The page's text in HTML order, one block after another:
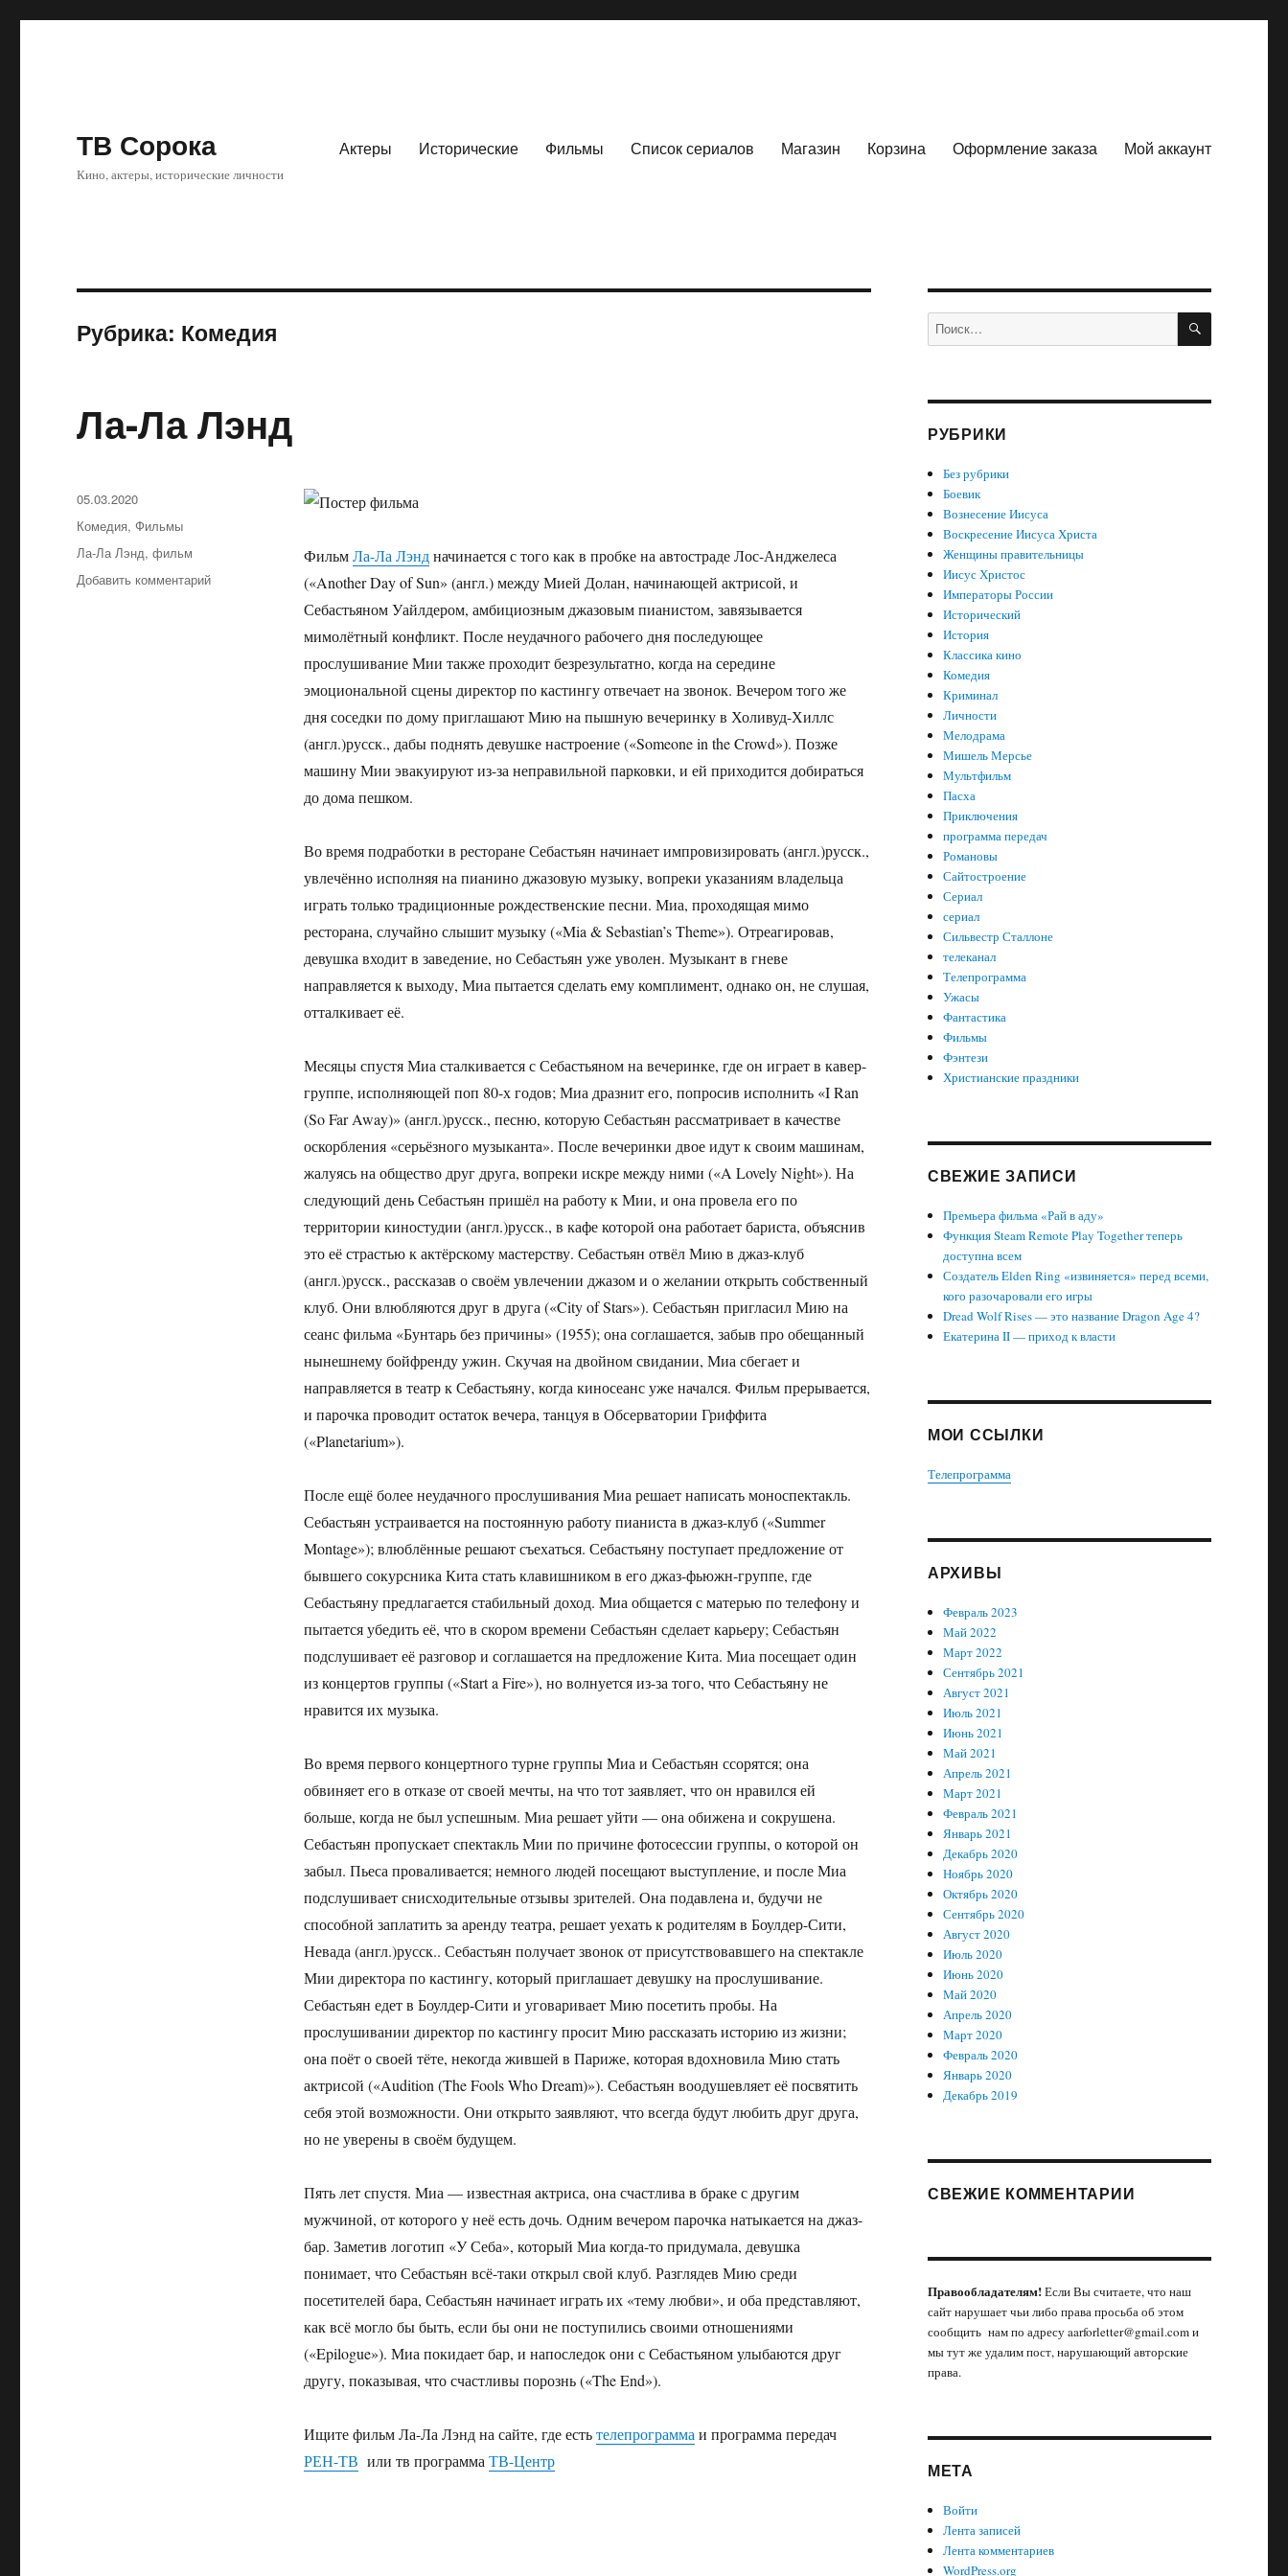
ТВ Сорока
Кино, актеры, исторические личности
Актеры Исторические Фильмы Список сериалов Магазин Корзина Оформление заказа Мой аккаунт
Рубрика: Комедия
Ла-Ла Лэнд
ФильмЛа-Ла Лэндначинается с того как в пробке на автостраде Лос-Анджелеса
(«Another Day of Sun» (англ.) между Мией Долан, начинающей актрисой, и
Себастьяном Уайлдером, амбициозным джазовым пианистом, завязывается
мимолётный конфликт. После неудачного рабочего дня последующее
прослушивание Мии также проходит безрезультатно, когда на середине
эмоциональной сцены директор по кастингу отвечает на звонок. Вечером того же
дня соседки по дому приглашают Мию на пышную вечеринку в Холивуд-Хиллс
(англ.)русск., дабы поднять девушке настроение («Someone in the Crowd»). Позже
машину Мии эвакуируют из-за неправильной парковки, и ей приходится добираться
до дома пешком.
Во время подработки в ресторане Себастьян начинает импровизировать (англ.)русск.,
увлечённо исполняя на пианино джазовую музыку, вопреки указаниям владельца
играть только традиционные рождественские песни. Миа, проходящая мимо
ресторана, случайно слышит музыку («Mia & Sebastian’s Theme»). Отреагировав,
девушка входит в заведение, но Себастьян уже уволен. Музыкант в гневе
направляется к выходу, Миа пытается сделать ему комплимент, однако он, не слушая,
отталкивает её.
Месяцы спустя Миа сталкивается с Себастьяном на вечеринке, где он играет в кавер-
группе, исполняющей поп 80-х годов; Миа дразнит его, попросив исполнить «I Ran
(So Far Away)» (англ.)русск., песню, которую Себастьян рассматривает в качестве
оскорбления «серьёзного музыканта». После вечеринки двое идут к своим машинам,
жалуясь на общество друг друга, вопреки искре между ними («A Lovely Night»). На
следующий день Себастьян пришёл на работу к Мии, и она провела его по
территории киностудии (англ.)русск., в кафе которой она работает бариста, объяснив
это её страстью к актёрскому мастерству. Себастьян отвёл Мию в джаз-клуб
(англ.)русск., рассказав о своём увлечении джазом и о желании открыть собственный
клуб. Они влюбляются друг в друга («City of Stars»). Себастьян пригласил Мию на
сеанс фильма «Бунтарь без причины» (1955); она соглашается, забыв про обещанный
нынешнему бойфренду ужин. Скучая на двойном свидании, Миа сбегает и
направляется в театр к Себастьяну, когда киносеанс уже начался. Фильм прерывается,
и парочка проводит остаток вечера, танцуя в Обсерватории Гриффита
(«Planetarium»).
После ещё более неудачного прослушивания Миа решает написать моноспектакль.
Себастьян устраивается на постоянную работу пианиста в джаз-клуб («Summer
Montage»); влюблённые решают съехаться. Себастьяну поступает предложение от
бывшего сокурсника Кита стать клавишником в его джаз-фьюжн-группе, где
Себастьяну предлагается стабильный доход. Миа общается с матерью по телефону и
пытается убедить её, что в скором времени Себастьян сделает карьеру; Себастьян
подслушивает её разговор и соглашается на предложение Кита. Миа посещает один
из концертов группы («Start a Fire»), но волнуется из-за того, что Себастьяну не
нравится их музыка.
Во время первого концертного турне группы Миа и Себастьян ссорятся; она
обвиняет его в отказе от своей мечты, на что тот заявляет, что он нравился ей
больше, когда не был успешным. Миа решает уйти — она обижена и сокрушена.
Себастьян пропускает спектакль Мии по причине фотосессии группы, о которой он
забыл. Пьеса проваливается; немного людей посещают выступление, и после Миа
подслушивает снисходительные отзывы зрителей. Она подавлена и, будучи не
способной заплатить за аренду театра, решает уехать к родителям в Боулдер-Сити,
Невада (англ.)русск.. Себастьян получает звонок от присутствовавшего на спектакле
Мии директора по кастингу, который приглашает девушку на прослушивание.
Себастьян едет в Боулдер-Сити и уговаривает Мию посетить пробы. На
прослушивании директор по кастингу просит Мию рассказать историю из жизни;
она поёт о своей тёте, некогда жившей в Париже, которая вдохновила Мию стать
актрисой («Audition (The Fools Who Dream)»). Себастьян воодушевляет её посвятить
себя этой возможности. Они открыто заявляют, что всегда будут любить друг друга,
но не уверены в своём будущем.
Пять лет спустя. Миа — известная актриса, она счастлива в браке с другим
мужчиной, от которого у неё есть дочь. Одним вечером парочка натыкается на джаз-
бар. Заметив логотип «У Себа», который Миа когда-то придумала, девушка
понимает, что Себастьян всё-таки открыл свой клуб. Разглядев Мию среди
посетителей бара, Себастьян начинает играть их «тему любви», и оба представляют,
как всё могло бы быть, если бы они не поступились своими отношениями
(«Epilogue»). Миа покидает бар, и напоследок они с Себастьяном улыбаются друг
другу, показывая, что счастливы порознь («The End»).
Ищите фильм Ла-Ла Лэнд на сайте, где естьтелепрограммаи программа передач
РЕН-ТВ или тв программаТВ-Центр
Опубликовано
05.03.2020
Рубрики
Комедия,Фильмы
Метки
Ла-Ла Лэнд,фильм
Добавить комментарий
Искать: ПОИСК
РУБРИКИ
Без рубрики
Боевик
Вознесение Иисуса
Воскресение Иисуса Христа
Женщины правительницы
Иисус Христос
Императоры России
Исторический
История
Классика кино
Комедия
Криминал
Личности
Мелодрама
Мишель Мерсье
Мультфильм
Пасха
Приключения
программа передач
Романовы
Сайтостроение
Сериал
сериал
Сильвестр Сталлоне
телеканал
Телепрограмма
Ужасы
Фантастика
Фильмы
Фэнтези
Христианские праздники
СВЕЖИЕ ЗАПИСИ
Премьера фильма «Рай в аду»
Функция Steam Remote Play Together теперь
доступна всем
Создатель Elden Ring «извиняется» перед всеми,
кого разочаровали его игры
Dread Wolf Rises — это название Dragon Age 4?
Екатерина II — приход к власти
МОИ ССЫЛКИ
Телепрограмма
АРХИВЫ
Февраль 2023
Май 2022
Март 2022
Сентябрь 2021
Август 2021
Июль 2021
Июнь 2021
Май 2021
Апрель 2021
Март 2021
Февраль 2021
Январь 2021
Декабрь 2020
Ноябрь 2020
Октябрь 2020
Сентябрь 2020
Август 2020
Июль 2020
Июнь 2020
Май 2020
Апрель 2020
Март 2020
Февраль 2020
Январь 2020
Декабрь 2019
СВЕЖИЕ КОММЕНТАРИИ
Правообладателям!Если Вы считаете, что наш
сайт нарушает чьи либо права просьба об этом
сообщить нам по адресу aarforletter@gmail.com и
мы тут же удалим пост, нарушающий авторские
права.
МЕТА
Войти
Лента записей
Лента комментариев
WordPress.org